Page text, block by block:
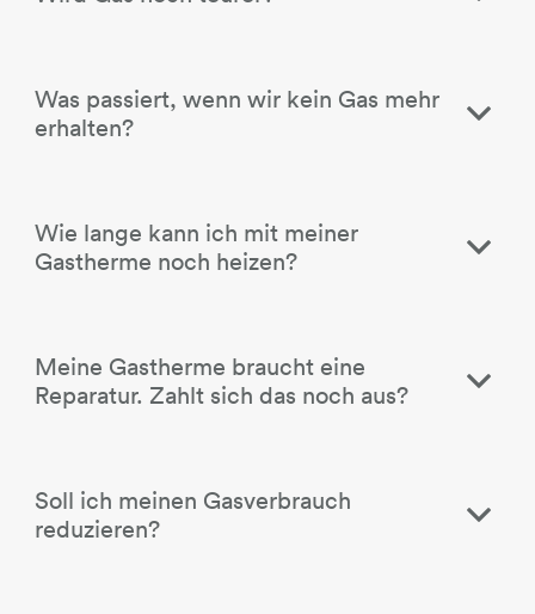
Was passiert, wenn wir kein Gas mehr
erhalten?
Wie lange kann ich mit meiner
Gastherme noch heizen?
Meine Gastherme braucht eine
Reparatur. Zahlt sich das noch aus?
Soll ich meinen Gasverbrauch
reduzieren?